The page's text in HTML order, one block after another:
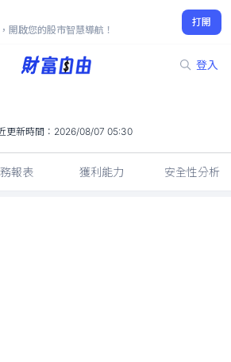
開啟您的股市智慧導航！
打開
登入
28.80
-1.2%
更新時間： 2026/08/07 05:30
報表 獲利能力 安全性分析